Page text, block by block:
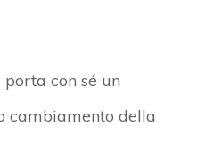
con sé un
cambiamento della